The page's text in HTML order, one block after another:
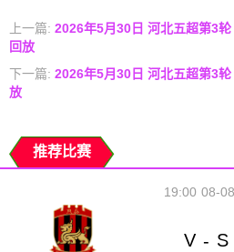
上一篇: 2026年5月30日 河北五超第3
回放
下一篇: 2026年5月30日 河北五超第3
放
推荐比赛
08-08
19:00
V - S